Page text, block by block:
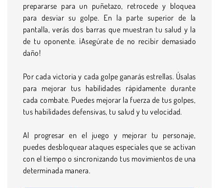
prepararse para un puñetazo, retrocede y bloquea
para desviar su golpe. En la parte superior de la
pantalla, verás dos barras que muestran tu salud y la
de tu oponente. ¡Asegúrate de no recibir demasiado
daño!
Por cada victoria y cada golpe ganarás estrellas. Úsalas
para mejorar tus habilidades rápidamente durante
cada combate. Puedes mejorar la fuerza de tus golpes,
tus habilidades defensivas, tu salud y tu velocidad.
Al progresar en el juego y mejorar tu personaje,
puedes desbloquear ataques especiales que se activan
con el tiempo o sincronizando tus movimientos de una
determinada manera.